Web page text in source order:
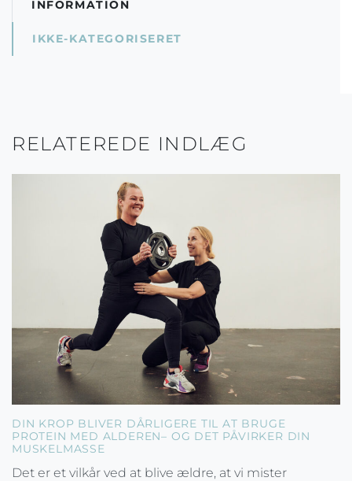
INFORMATION
IKKE-KATEGORISERET
RELATEREDE INDLÆG
DIN KROP BLIVER DÅRLIGERE TIL AT BRUGE
PROTEIN MED ALDEREN– OG DET PÅVIRKER DIN
MUSKELMASSE
Det er et vilkår ved at blive ældre, at vi mister